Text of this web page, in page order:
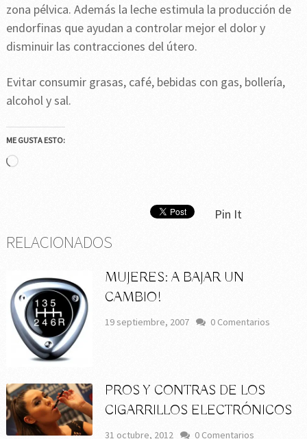
zona pélvica. Además la leche estimula la producción de
endorfinas que ayudan a controlar mejor el dolor y
disminuir las contracciones del útero.
Evitar consumir grasas, café, bebidas con gas, bollería,
alcohol y sal.
ME GUSTA ESTO:
Cargando...
Pin It
RELACIONADOS
MUJERES: A BAJAR UN
CAMBIO!
19 septiembre, 2007 0 Comentarios
PROS Y CONTRAS DE LOS
CIGARRILLOS ELECTRÓNICOS
31 octubre, 2012 0 Comentarios